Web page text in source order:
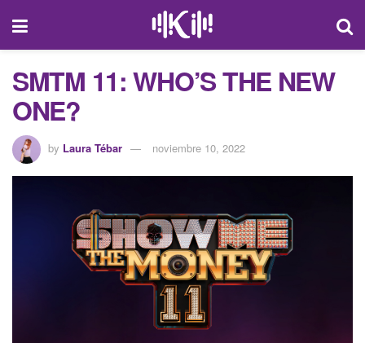
SMTM 11: WHO’S THE NEW
ONE?
by Laura Tébar noviembre 10, 2022